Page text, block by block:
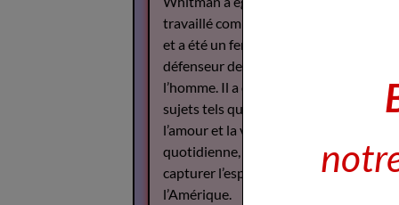
travaillé comme journaliste
et a été un fervent
défenseur des droits de
l’homme. Il a écrit sur des
sujets tels que la guerre,
l’amour et la vie
quotidienne, cherchant à
capturer l’esprit de
l’Amérique.